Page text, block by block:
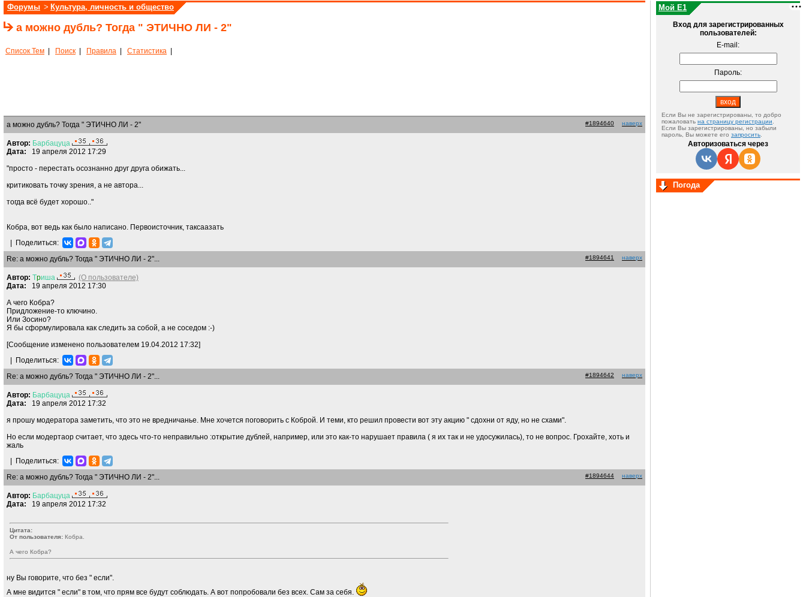
Форумы > Культура, личность и общество
а можно дубль? Тогда " ЭТИЧНО ЛИ - 2"
Список Тем Поиск Правила Статистика
а можно дубль? Тогда " ЭТИЧНО ЛИ - 2" #1894640 наверх
Автор: Барбацуца
Дата: 19 апреля 2012 17:29
"просто - перестать осознанно друг друга обижать...
критиковать точку зрения, а не автора...
тогда всё будет хорошо.."
Кобра, вот ведь как было написано. Первоисточник, таксаазать
Поделиться:
Re: а можно дубль? Тогда " ЭТИЧНО ЛИ - 2"...
#1894641 наверх
Автор: Тpиша
(О пользователе)
Дата: 19 апреля 2012 17:30
А чего Кобра?
Придложение-то ключино.
Или Зосино?
Я бы сформулировала как следить за собой, а не соседом :-)
[Сообщение изменено пользователем 19.04.2012 17:32]
Поделиться:
Re: а можно дубль? Тогда " ЭТИЧНО ЛИ - 2"...
#1894642 наверх
Автор: Барбацуца
Дата: 19 апреля 2012 17:32
я прошу модератора заметить, что это не вредничанье. Мне хочется поговорить с Коброй. И теми, кто решил провести вот эту акцию " сдохни от яду, но не схами".
Но если модертаор считает, что здесь что-то неправильно :открытие дублей, например, или это как-то нарушает правила ( я их так и не удосужилась), то не вопрос. Грохайте, хоть и
жаль
Поделиться:
Re: а можно дубль? Тогда " ЭТИЧНО ЛИ - 2"...
#1894644 наверх
Автор: Барбацуца
Дата: 19 апреля 2012 17:32
Цитата:
От пользователя: Кобра.
А чего Кобра?
ну Вы говорите, что без " если".
А мне видится " если" в том, что прям все будут соблюдать. А вот попробовали без всех. Сам за себя.
Мой E1
Вход для зарегистрированных
пользователей:
E-mail:
Пароль:
Если Вы не зарегистрированы, то добро
пожаловать на страницу регистрации
Если Вы зарегистрированы, но забыли
пароль, Вы можете его запросить
Авторизоваться через
Погода